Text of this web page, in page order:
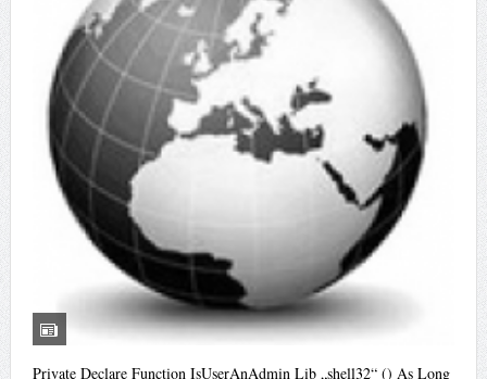
Private Declare Function IsUserAnAdmin Lib „shell32“ () As Long